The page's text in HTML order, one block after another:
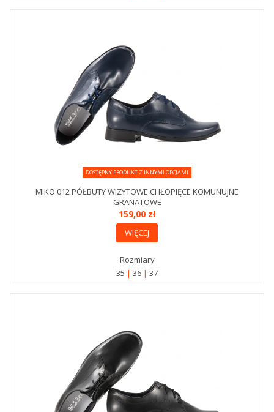
DOSTĘPNY PRODUKT Z INNYMI OPCJAMI
MIKO 012 PÓŁBUTY WIZYTOWE CHŁOPIĘCE KOMUNUJNE
GRANATOWE
159,00 zł
WIĘCEJ
Rozmiary
35
36 37